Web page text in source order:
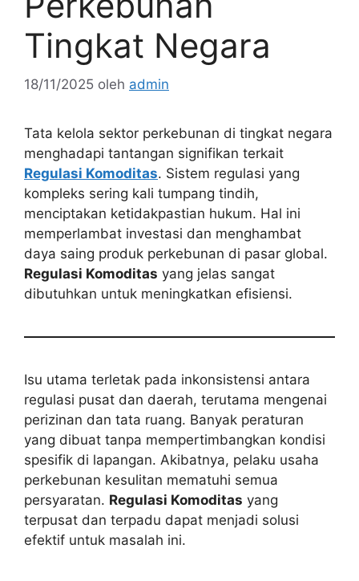
Tingkat Negara
18/11/2025 oleh admin
Tata kelola sektor perkebunan di tingkat negara
menghadapi tantangan signifikan terkait
Regulasi Komoditas. Sistem regulasi yang
kompleks sering kali tumpang tindih,
menciptakan ketidakpastian hukum. Hal ini
memperlambat investasi dan menghambat
daya saing produk perkebunan di pasar global.
Regulasi Komoditas yang jelas sangat
dibutuhkan untuk meningkatkan efisiensi.
Isu utama terletak pada inkonsistensi antara
regulasi pusat dan daerah, terutama mengenai
perizinan dan tata ruang. Banyak peraturan
yang dibuat tanpa mempertimbangkan kondisi
spesifik di lapangan. Akibatnya, pelaku usaha
perkebunan kesulitan mematuhi semua
persyaratan. Regulasi Komoditas yang
terpusat dan terpadu dapat menjadi solusi
efektif untuk masalah ini.